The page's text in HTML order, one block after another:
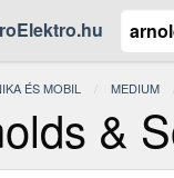
ÉS MOBIL MEDIUM
&